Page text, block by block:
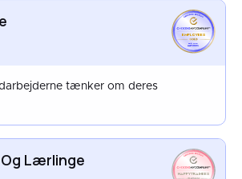
EMPLOYEES
FRANCE
MAY 2025
tænker om deres
Lærlinge
HAPPYTRAINEES